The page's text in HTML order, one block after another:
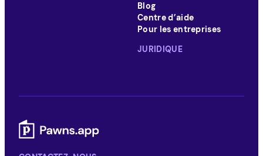
Blog
Centre d’aide
Pour les entreprises
JURIDIQUE